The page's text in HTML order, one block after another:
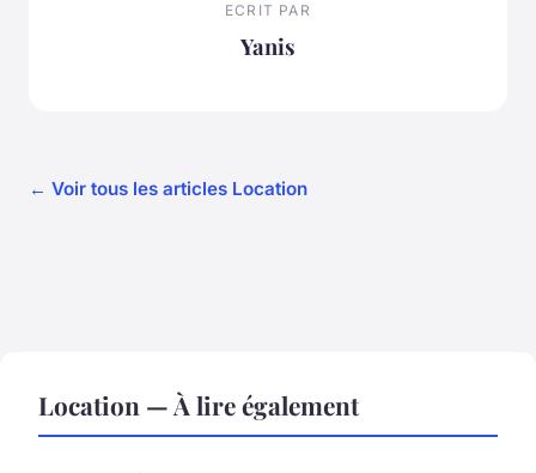
ECRIT PAR
Yanis
← Voir tous les articles Location
Location — À lire également